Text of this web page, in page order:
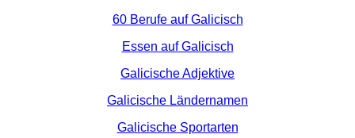
60 Berufe auf Galicisch
Essen auf Galicisch
Galicische Adjektive
Galicische Ländernamen
Galicische Sportarten